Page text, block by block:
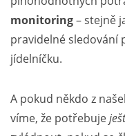
monitoring– stejně
pravidelné sledování
jídelníčku.
A pokud někdo z
víme, že potřebuje